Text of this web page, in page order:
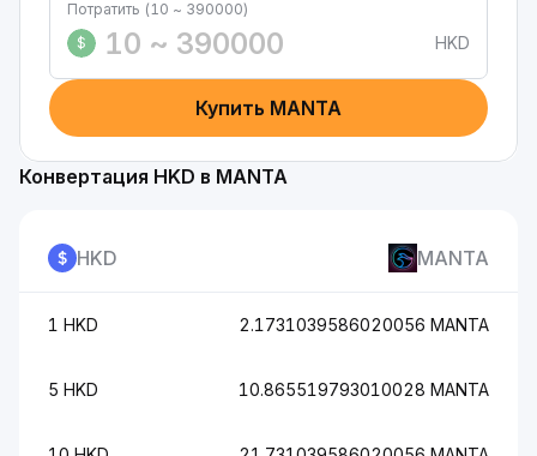
Потратить (10 ~ 390000)
$
HKD
Купить MANTA
Конвертация HKD в MANTA
HKD MANTA
1 HKD 2.1731039586020056 MANTA
5 HKD 10.865519793010028 MANTA